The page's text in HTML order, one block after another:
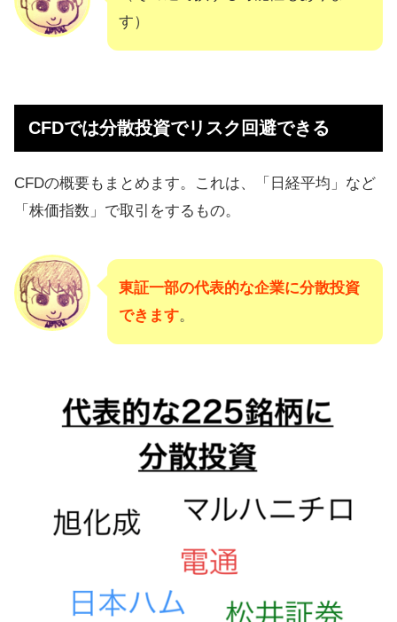
す）
CFDでは分散投資でリスク回避できる
CFDの概要もまとめます。これは、「日経平均」など
「株価指数」で取引をするもの。
東証一部の代表的な企業に分散投資
できます。